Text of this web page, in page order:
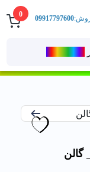
0 09917797600
گالن